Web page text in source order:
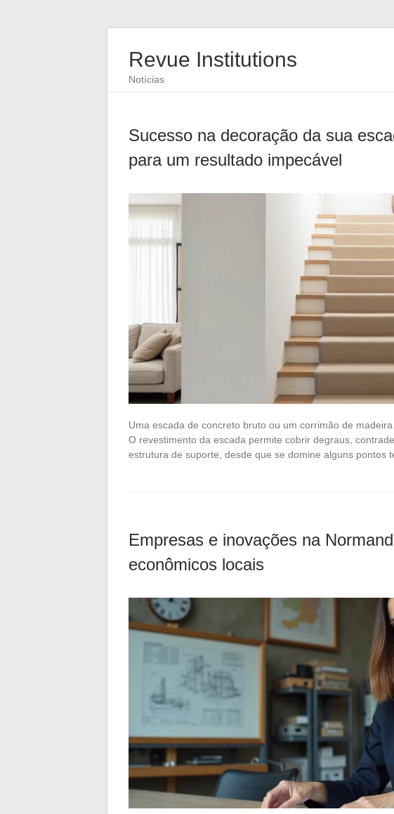
Revue Institutions
Notícias
Sucesso na decoração da sua
para um resultado impecável
Uma escada de concreto bruto ou um corrimão de
O revestimento da escada permite cobrir degraus,
estrutura de suporte, desde que se domine alguns pontos
Empresas e inovações na
econômicos locais